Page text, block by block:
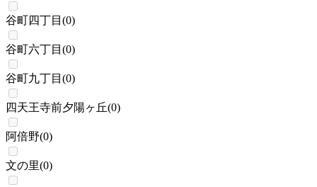
谷町四丁目 (0)
谷町六丁目 (0)
谷町九丁目 (0)
四天王寺前夕陽ヶ丘(0)
阿倍野(0)
文の里(0)